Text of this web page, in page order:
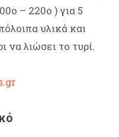
– 220ο ) για 5
υλικά και
να λιώσει το τυρί.